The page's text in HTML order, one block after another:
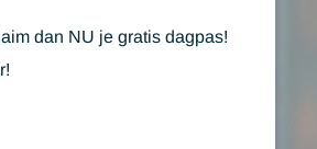
dan NU je gratis dagpas!